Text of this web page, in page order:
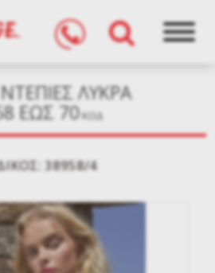
ΛΥΚΡΑ
ΕΩΣ 70ΚΩΔ
38958/4